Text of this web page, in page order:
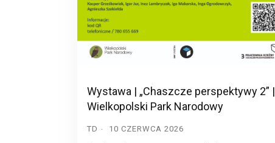
Wystawa | „Chaszcze perspektywy 2” |
Wielkopolski Park Narodowy
TD 10 CZERWCA 2026